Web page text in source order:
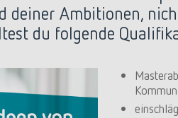
deiner Ambitionen,
du folgende